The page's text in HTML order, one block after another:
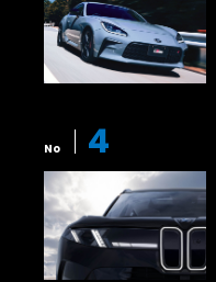
No 4